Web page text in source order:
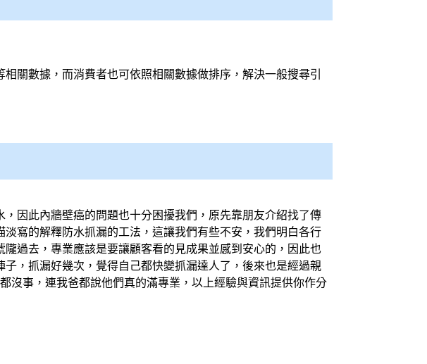
關數據，而消費者也可依照相關數據做排序，解決一般搜尋引
，因此內牆壁癌的問題也十分困擾我們，原先靠朋友介紹找了傳
淡寫的解釋防水抓漏的工法，這讓我們有些不安，我們明白各行
過去，專業應該是要讓顧客看的見成果並感到安心的，因此也
子， 抓漏好幾次，覺得自己都快變抓漏達人了，後來也是經過親
沒事，連我爸都說他們真的滿專業，以上經驗與資訊提供你作分